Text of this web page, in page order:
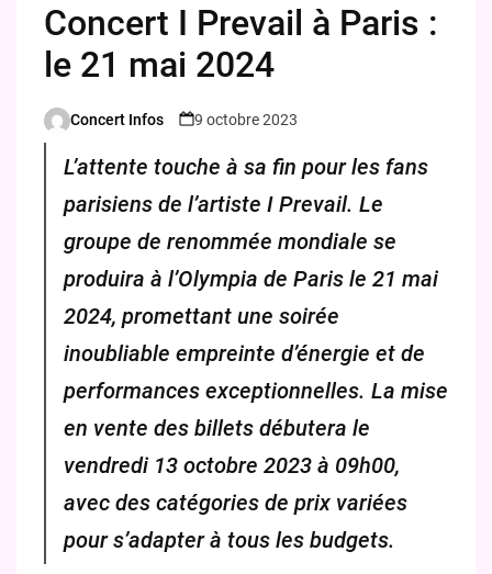
Concert I Prevail à Paris :
le 21 mai 2024
Posted
Concert Infos 9 octobre 2023
L’attente touche à sa fin pour les fans
parisiens de l’artiste I Prevail. Le
groupe de renommée mondiale se
produira à l’Olympia de Paris le 21 mai
2024, promettant une soirée
inoubliable empreinte d’énergie et de
performances exceptionnelles. La mise
en vente des billets débutera le
vendredi 13 octobre 2023 à 09h00,
avec des catégories de prix variées
pour s’adapter à tous les budgets.